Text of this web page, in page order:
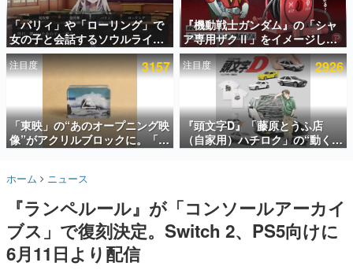
アプリセール情報
インタビュー
連載・特集一覧
殿堂入り記事
SNS拡散数が数千以上！ ページビュー数万以上！ などな
ど。多くの人々に読まれた、電ファミ渾身の“殿堂入り”記
事をまとめました。
名作ゲームクリエイターの方々に製作時のエピソードをお
きます。
赫本
この物語を解いてはいけない。『赫本』は、〈試験問題〉
の形をした短編ホラー小説集です。
「パリィ」や「ローリング」で
女の子と会話するソウルライク
恋愛ゲーム『小早川さんはソウ
ルライク』無料公開。返事に失
敗すると「YOU DIED」
『機動戦士ガンダム』の「シャ
ア専用ザクⅡ」をイメージした
散水ホースリールが予約開始。
本体にはシャアのパーソナルマ
ークやジオン公国軍のエンブレ
ム、型式番号などを配置
注目度 3157
「東映」の“あのオープニング映
像”がアクリルブロックに。「東
映ヒストリカル グッズコレクシ
注目度 2926
『頭文字D』「藤原とうふ店
（自家用）ハチロク」の“動くテ
ィッシュケース”が買えるポップ
ら8月20日までの期間限定で開
催予定
ホーム ニュース
『ランペルール』が「コンソールアーカイ
ブス」で復刻決定。Switch 2、PS5向けに
6月11日より配信